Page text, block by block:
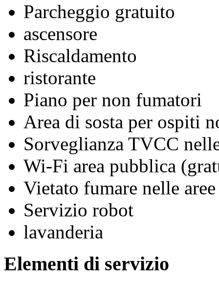
Parcheggio gratuito
ascensore
Riscaldamento
ristorante
Piano per non fumatori
Area di sosta per ospiti
Sorveglianza TVCC
Wi-Fi area pubblica
Vietato fumare nelle
Servizio robot
lavanderia
Elementi di servizio